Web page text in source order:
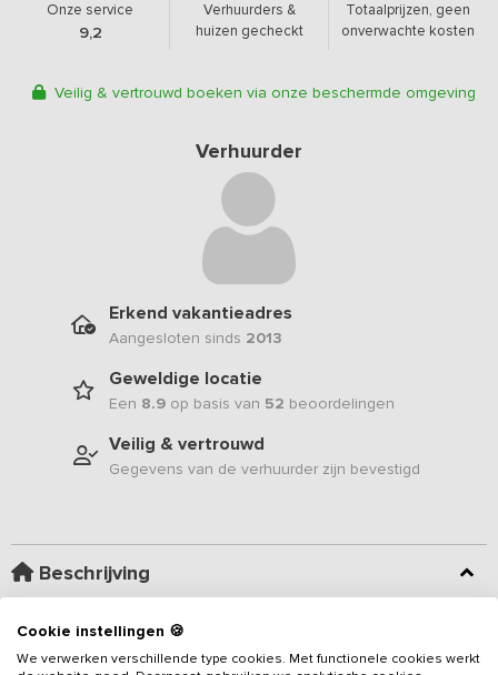
Onze service
9,2
Verhuurders &
huizen gecheckt
Totaalprijzen, geen
onverwachte kosten
Veilig & vertrouwd boeken via onze beschermde omgeving
Verhuurder
Erkend vakantieadres
Aangesloten sinds 2013
Geweldige locatie
Een 8.9 op basis van 52 beoordelingen
Veilig & vertrouwd
Gegevens van de verhuurder zijn bevestigd
Beschrijving
Dit 22-persoonsvakantieadres
extra vakantiehuis grenzend aan het terras en is gelegen op een
Cookie instellingen 🍪
We verwerken verschillende type cookies. Met functionele cookies werkt